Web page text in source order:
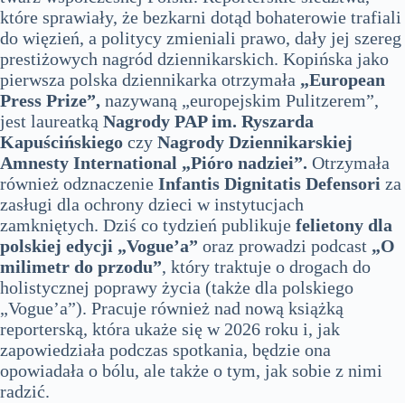
które sprawiały, że bezkarni dotąd bohaterowie trafiali
do więzień, a politycy zmieniali prawo, dały jej szereg
prestiżowych nagród dziennikarskich. Kopińska jako
pierwsza polska dziennikarka otrzymała „European
Press Prize”, nazywaną „europejskim Pulitzerem”,
jest laureatką Nagrody PAP im. Ryszarda
Kapuścińskiego czy Nagrody Dziennikarskiej
Amnesty International „Pióro nadziei”. Otrzymała
również odznaczenie Infantis Dignitatis Defensori za
zasługi dla ochrony dzieci w instytucjach
zamkniętych. Dziś co tydzień publikuje felietony dla
polskiej edycji „Vogue’a” oraz prowadzi podcast „O
milimetr do przodu”, który traktuje o drogach do
holistycznej poprawy życia (także dla polskiego
„Vogue’a”). Pracuje również nad nową książką
reporterską, która ukaże się w 2026 roku i, jak
zapowiedziała podczas spotkania, będzie ona
opowiadała o bólu, ale także o tym, jak sobie z nimi
radzić.